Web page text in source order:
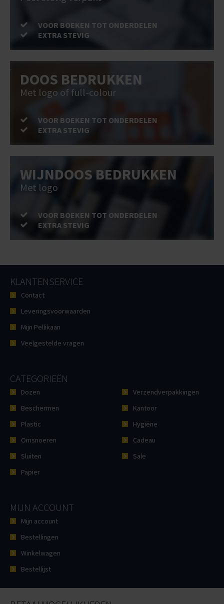
VOOR BOEKEN TOT ONDERDELEN
EXTRA STEVIG
DOOS BEDRUKKEN
Met logo of full-colour
VOOR BOEKEN TOT ONDERDELEN
EXTRA STEVIG
WIJNDOOS BEDRUKKEN
Met logo
VOOR BOEKEN TOT ONDERDELEN
EXTRA STEVIG
KLANTENSERVICE
Contact
Leveringsvoorwaarden
Mijn Pellikaan
Veelgestelde vragen
CATEGORIEËN
Dozen
Beschermen
Plastic
Omsnoeren
Sluiten
Papier
Verzendverpakkingen
Kantoor
Hygiëne
Cadeau
Sale
MIJN ACCOUNT
Mijn account
Bestellingen
Winkelwagen
Bestellijst